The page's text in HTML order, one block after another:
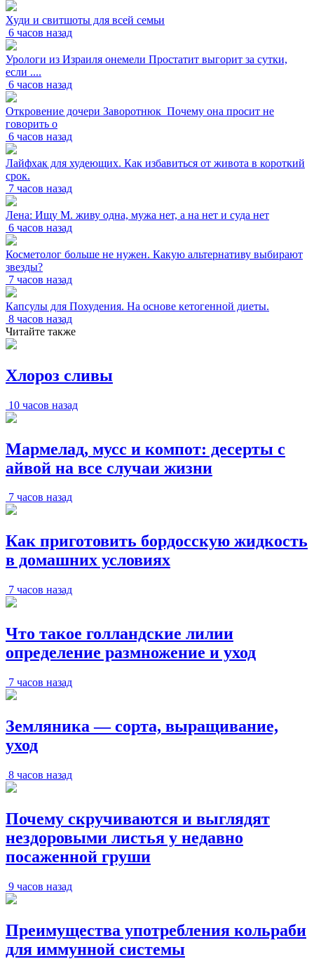
Худи и свитшоты для всей семьи
6 часов назад
Урологи из Израиля онемели Простатит выгорит за сутки,
если ....
6 часов назад
Откровение дочери Заворотнюк_Почему она просит не
говорить о
6 часов назад
Лайфхак для худеющих. Как избавиться от живота в короткий
срок.
7 часов назад
Лена: Ищу М. живу одна, мужа нет, а на нет и суда нет
6 часов назад
Косметолог больше не нужен. Какую альтернативу выбирают
звезды?
7 часов назад
Капсулы для Похудения. На основе кетогенной диеты.
8 часов назад
Читайте также
Хлороз сливы
10 часов назад
Мармелад, мусс и компот: десерты с
айвой на все случаи жизни
7 часов назад
Как приготовить бордосскую жидкость
в домашних условиях
7 часов назад
Что такое голландские лилии
определение размножение и уход
7 часов назад
Земляника — сорта, выращивание,
уход
8 часов назад
Почему скручиваются и выглядят
нездоровыми листья у недавно
посаженной груши
9 часов назад
Преимущества употребления кольраби
для иммунной системы